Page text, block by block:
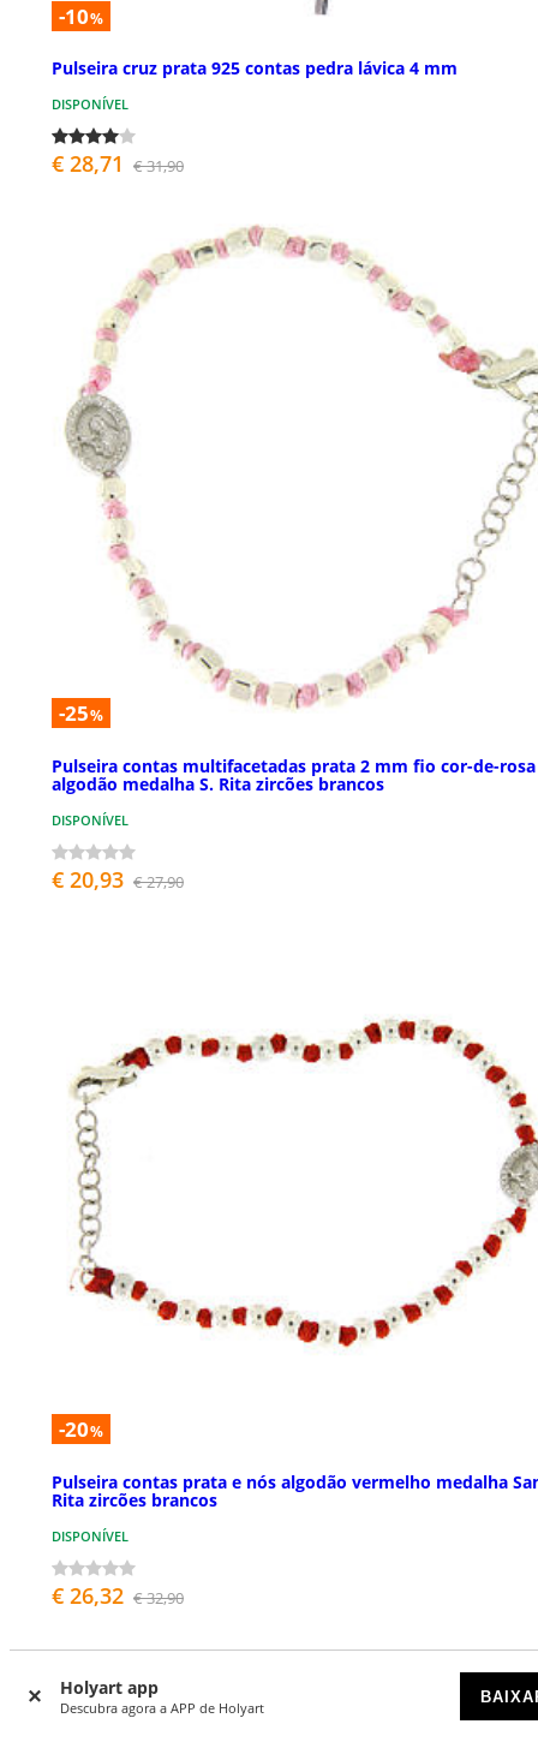
Holyart app
Descubra agora a APP de Holyart
-10%
Pulseira cruz prata 925 contas pedra lávica 4 mm
DISPONÍVEL
€ 28,71 € 31,90
-25%
Pulseira contas multifacetadas prata 2 mm fio cor-de-rosa
algodão medalha S. Rita zircões brancos
DISPONÍVEL
€ 20,93 € 27,90
-20%
Pulseira contas prata e nós algodão vermelho medalha
Rita zircões brancos
DISPONÍVEL
€ 26,32 € 32,90